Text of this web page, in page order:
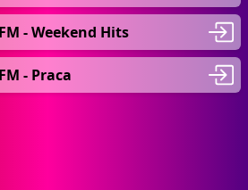
- Weekend Hits
- Praca